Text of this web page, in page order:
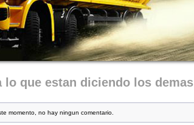
lo que estan diciendo los demas
momento, no hay ningun comentario.